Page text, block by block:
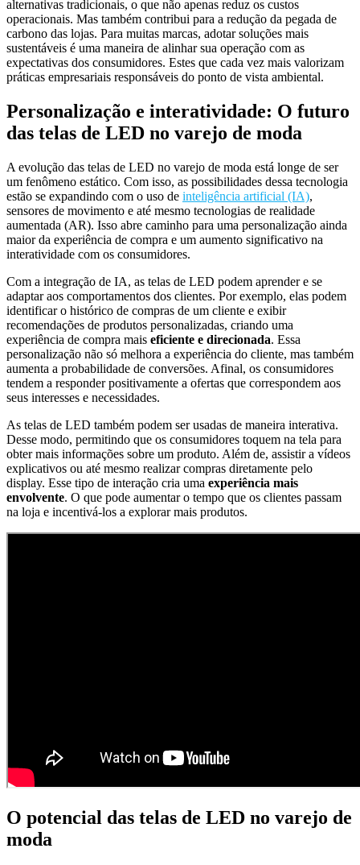
alternativas tradicionais, o que não apenas reduz os custos
operacionais. Mas também contribui para a redução da pegada de
carbono das lojas. Para muitas marcas, adotar soluções mais
sustentáveis é uma maneira de alinhar sua operação com as
expectativas dos consumidores. Estes que cada vez mais valorizam
práticas empresariais responsáveis do ponto de vista ambiental.
Personalização e interatividade: O futuro
das telas de LED no varejo de moda
A evolução das telas de LED no varejo de moda está longe de ser
um fenômeno estático. Com isso, as possibilidades dessa tecnologia
estão se expandindo com o uso de inteligência artificial (IA),
sensores de movimento e até mesmo tecnologias de realidade
aumentada (AR). Isso abre caminho para uma personalização ainda
maior da experiência de compra e um aumento significativo na
interatividade com os consumidores.
Com a integração de IA, as telas de LED podem aprender e se
adaptar aos comportamentos dos clientes. Por exemplo, elas podem
identificar o histórico de compras de um cliente e exibir
recomendações de produtos personalizadas, criando uma
experiência de compra mais eficiente e direcionada. Essa
personalização não só melhora a experiência do cliente, mas também
aumenta a probabilidade de conversões. Afinal, os consumidores
tendem a responder positivamente a ofertas que correspondem aos
seus interesses e necessidades.
As telas de LED também podem ser usadas de maneira interativa.
Desse modo, permitindo que os consumidores toquem na tela para
obter mais informações sobre um produto. Além de, assistir a vídeos
explicativos ou até mesmo realizar compras diretamente pelo
display. Esse tipo de interação cria uma experiência mais
envolvente. O que pode aumentar o tempo que os clientes passam
na loja e incentivá-los a explorar mais produtos.
O potencial das telas de LED no varejo de
moda